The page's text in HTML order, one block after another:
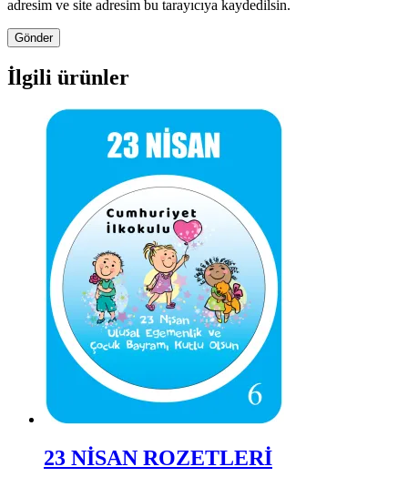
adresim ve site adresim bu tarayıcıya kaydedilsin.
İlgili ürünler
23 NİSAN ROZETLERİ